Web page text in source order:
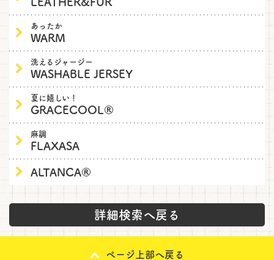
あったか
WARM
洗えるジャージー
WASHABLE JERSEY
夏に嬉しい！
GRACECOOL®
麻調
FLAXASA
ALTANCA®
詳細検索へ戻る
ページ上部へ戻る